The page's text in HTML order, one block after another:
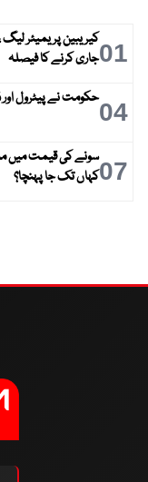
01جاری کرنے کا فیصلہ
04حکومت نے پیٹرول
07سونے کی قیمت میں
کہاں تک جا پہنچا؟